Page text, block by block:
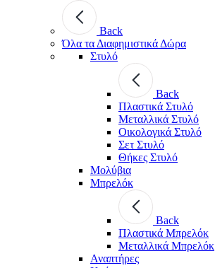
Back
Όλα τα Διαφημιστικά Δώρα
Στυλό
Back
Πλαστικά Στυλό
Μεταλλικά Στυλό
Οικολογικά Στυλό
Σετ Στυλό
Θήκες Στυλό
Μολύβια
Μπρελόκ
Back
Πλαστικά Μπρελόκ
Μεταλλικά Μπρελόκ
Αναπτήρες